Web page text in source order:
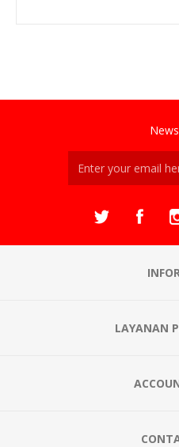
LAYANAN